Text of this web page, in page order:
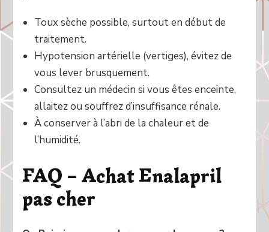
Toux sèche possible, surtout en début de
traitement.
Hypotension artérielle (vertiges), évitez de
vous lever brusquement.
Consultez un médecin si vous êtes enceinte,
allaitez ou souffrez d’insuffisance rénale.
À conserver à l’abri de la chaleur et de
l’humidité.
FAQ – Achat Enalapril
pas cher